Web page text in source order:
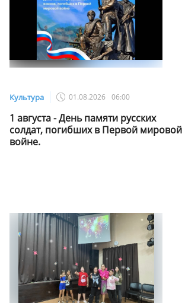
Культура 01.08.2026 06:00
1 августа - День памяти русских
солдат, погибших в Первой мировой
войне.